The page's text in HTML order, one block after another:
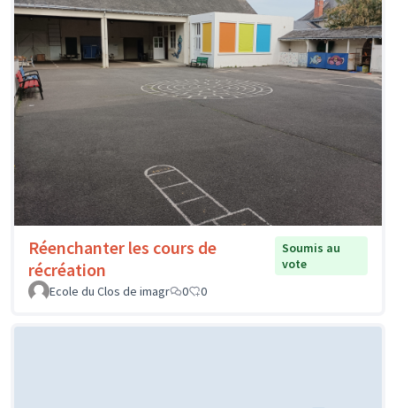
Réenchanter les cours de
récréation
Soumis au
vote
Ecole du Clos de imagr
0 0